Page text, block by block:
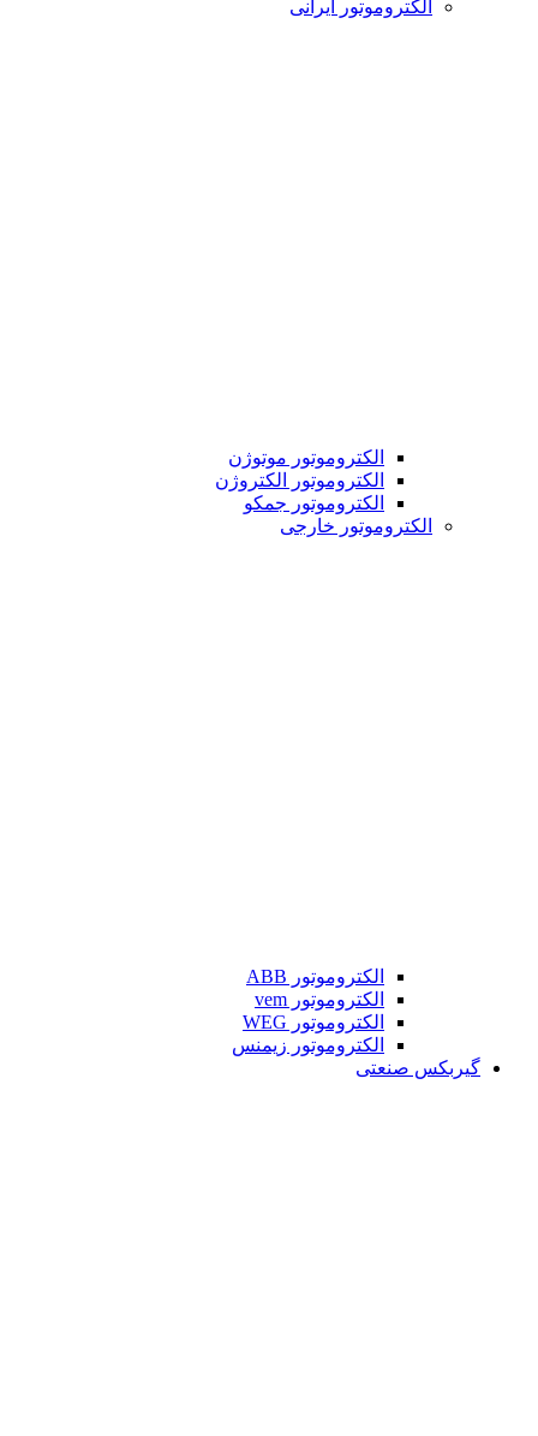
الکتروموتور ایرانی
الکتروموتور موتوژن
الکتروموتور الکتروژن
الکتروموتور جمکو
الکتروموتور خارجی
الکتروموتور ABB
الکتروموتور vem
الکتروموتور WEG
الکتروموتور زیمنس
گیربکس صنعتی